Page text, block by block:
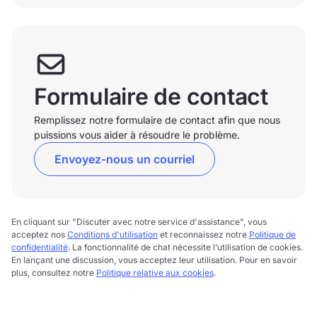
Formulaire de contact
Remplissez notre formulaire de contact afin que nous
puissions vous aider à résoudre le problème.
Envoyez-nous un courriel
En cliquant sur "Discuter avec notre service d'assistance", vous
acceptez nos Conditions d'utilisation et reconnaissez notre Politique de
confidentialité. La fonctionnalité de chat nécessite l’utilisation de cookies.
En lançant une discussion, vous acceptez leur utilisation. Pour en savoir
plus, consultez notre Politique relative aux cookies.